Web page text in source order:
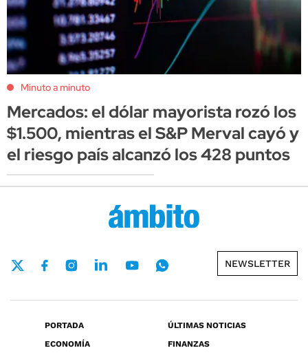
Minuto a minuto
Mercados: el dólar mayorista rozó los
$1.500, mientras el S&P Merval cayó y
el riesgo país alcanzó los 428 puntos
NEWSLETTER
PORTADA
ÚLTIMAS NOTICIAS
ECONOMÍA
FINANZAS